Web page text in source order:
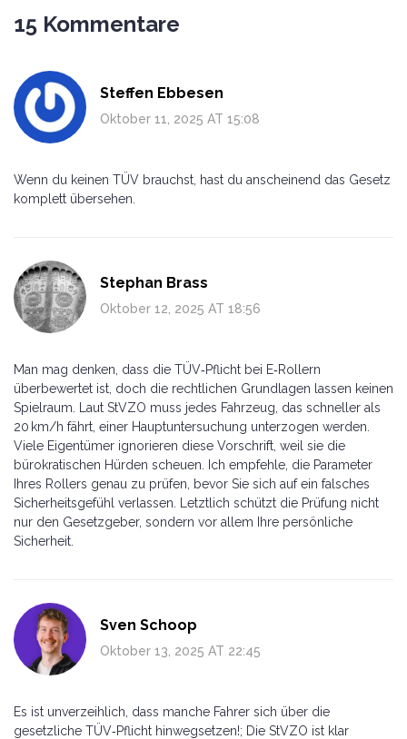
15 Kommentare
Steffen Ebbesen
Oktober 11, 2025 AT 15:08
Wenn du keinen TÜV brauchst, hast du anscheinend das Gesetz
komplett übersehen.
Stephan Brass
Oktober 12, 2025 AT 18:56
Man mag denken, dass die TÜV‑Pflicht bei E‑Rollern
überbewertet ist, doch die rechtlichen Grundlagen lassen keinen
Spielraum. Laut StVZO muss jedes Fahrzeug, das schneller als
20 km/h fährt, einer Hauptuntersuchung unterzogen werden.
Viele Eigentümer ignorieren diese Vorschrift, weil sie die
bürokratischen Hürden scheuen. Ich empfehle, die Parameter
Ihres Rollers genau zu prüfen, bevor Sie sich auf ein falsches
Sicherheitsgefühl verlassen. Letztlich schützt die Prüfung nicht
nur den Gesetzgeber, sondern vor allem Ihre persönliche
Sicherheit.
Sven Schoop
Oktober 13, 2025 AT 22:45
Es ist unverzeihlich, dass manche Fahrer sich über die
gesetzliche TÜV‑Pflicht hinwegsetzen!; Die StVZO ist klar